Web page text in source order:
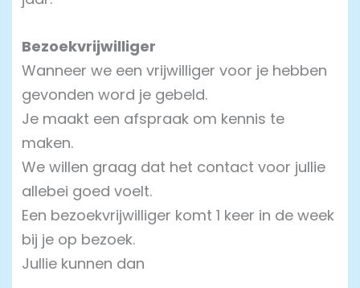
Bezoekvrijwilliger
Wanneer we een vrijwilliger voor je hebben
gevonden word je gebeld.
Je maakt een afspraak om kennis te
maken.
We willen graag dat het contact voor jullie
allebei goed voelt.
Een bezoekvrijwilliger komt 1 keer in de week
bij je op bezoek.
Jullie kunnen dan